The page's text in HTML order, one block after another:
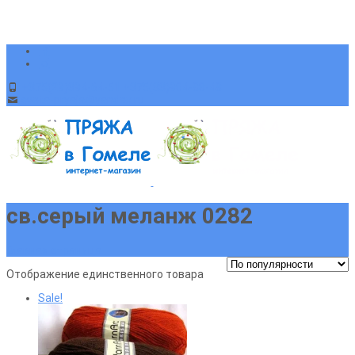
св.серый меланж 0282
Отображение единственного товара
Sale!